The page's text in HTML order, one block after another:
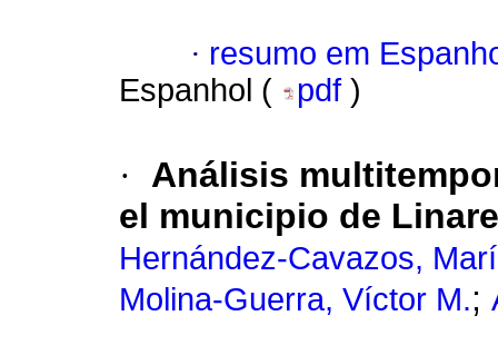
· resumo em
Espanhol (
pdf )
·
Análisis
el municipio de
Hernández-Cavazos,
Molina-Guerra, Víctor M.;